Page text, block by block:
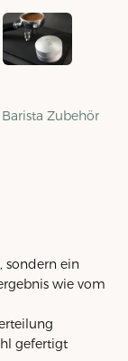
Zubehör
sondern ein
wie vom
gefertigt